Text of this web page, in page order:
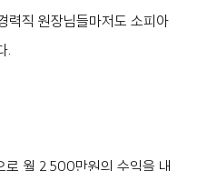
력직 원장님들마저도 소피아
.
로 월 2,500만원의 수익을 내